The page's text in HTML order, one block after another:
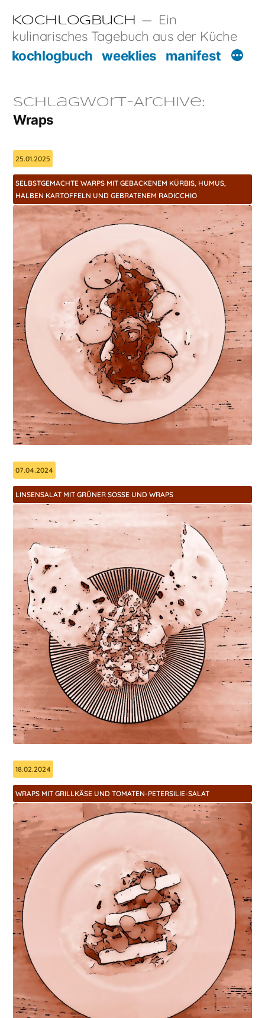
Inhalt
springen
Kochlogbuch
Ein
kulinarisches Tagebuch aus der Küche
kochlogbuch weeklies manifest
Schlagwort-Archive:
Wraps
25.01.2025
SELBSTGEMACHTE WARPS MIT GEBACKENEM KÜRBIS, HUMUS,
HALBEN KARTOFFELN UND GEBRATENEM RADICCHIO
07.04.2024
LINSENSALAT MIT GRÜNER SOSSE UND WRAPS
18.02.2024
WRAPS MIT GRILLKÄSE UND TOMATEN-PETERSILIE-SALAT